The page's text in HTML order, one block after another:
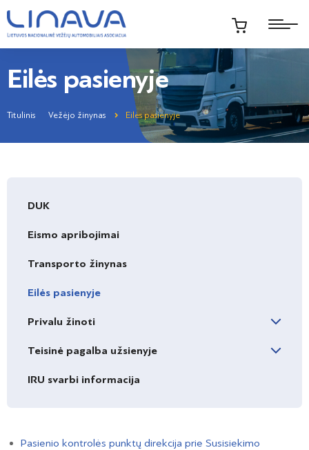
Eilės pasienyje
Titulinis Vežėjo žinynas Eilės pasienyje
DUK
Eismo apribojimai
Transporto žinynas
Eilės pasienyje
Privalu žinoti
Teisinė pagalba užsienyje
IRU svarbi informacija
Pasienio kontrolės punktų direkcija prie Susisiekimo